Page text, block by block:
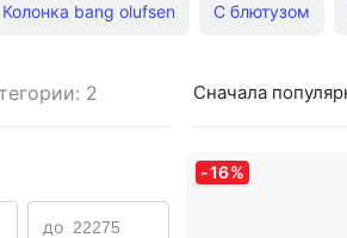
Колонка bang olufsen С блютузом
bluetooth Портативные
2
до
Сначала
-16%